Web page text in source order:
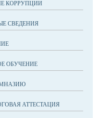
КОРРУПЦИИ
СВЕДЕНИЯ
ОБУЧЕНИЕ
АТТЕСТАЦИЯ